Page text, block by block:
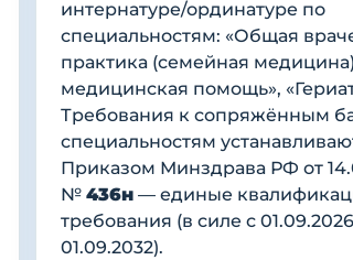
интернатуре/ординатуре по
специальностям: «Общая
практика (семейная
медицинская помощь»,
Требования к сопряжённым
специальностям
Приказом Минздрава РФ от
№ 436н — единые
требования (в силе с
01.09.2032).